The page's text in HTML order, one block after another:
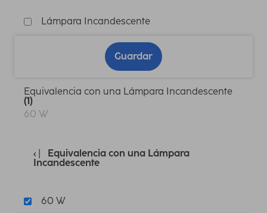
Lámpara Incandescente
Guardar
Equivalencia con una Lámpara Incandescente
(1)
60 W
Equivalencia con una Lámpara
Incandescente
60 W